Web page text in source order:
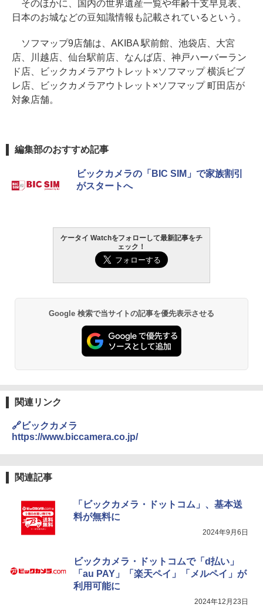
そのほかに、国内の世界遺産一覧や年齢干支早見表、
日本のお城などの豆知識情報も記載されているという。
ソフマップ9店舗は、AKIBA 駅前館、池袋店、大宮
店、川越店、仙台駅前店、なんば店、神戸ハーバーラン
ド店、ビックカメラアウトレット×ソフマップ 横浜ビブ
レ店、ビックカメラアウトレット×ソフマップ 町田店が
対象店舗。
編集部のおすすめ記事
ビックカメラの「BIC SIM」で家族割引
がスタートへ
ケータイ Watchをフォローして最新記事をチ
ェック！
Google 検索で当サイトの記事を優先表示させる
関連リンク
🔗ビックカメラ
https://www.biccamera.co.jp/
関連記事
「ビックカメラ・ドットコム」、基本送
料が無料に
2024年9月6日
ビックカメラ・ドットコムで「d払い」
「au PAY」「楽天ペイ」「メルペイ」が
利用可能に
2024年12月23日